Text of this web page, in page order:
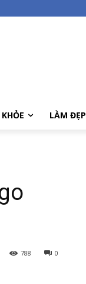
LÀM ĐẸP
0
788